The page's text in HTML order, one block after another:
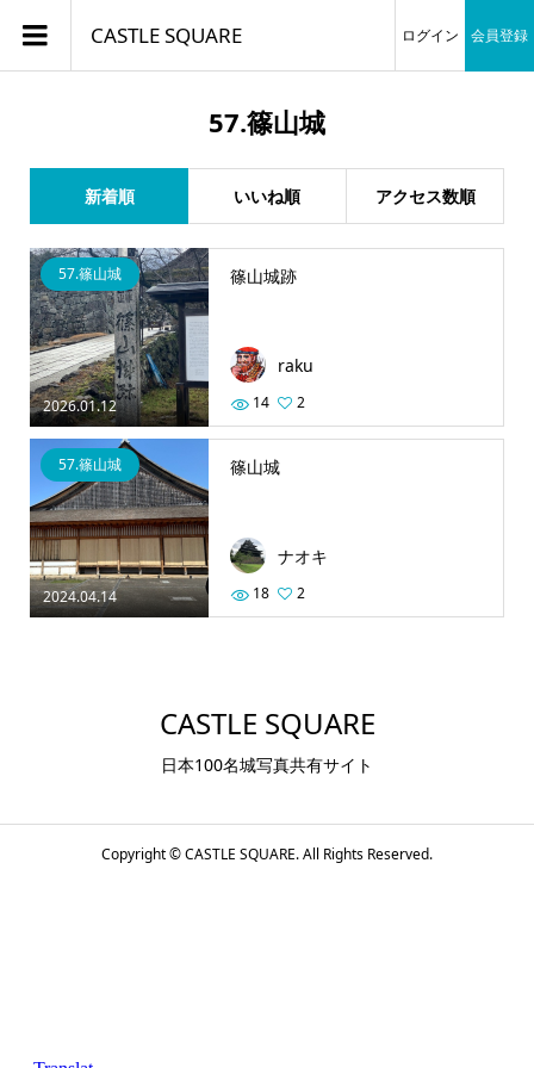
CASTLE SQUARE ログイン 会員登録
57.篠山城
新着順 いいね順 アクセス数順
2026.01.12
57.篠山城 篠山城跡
raku
14 2
2024.04.14
57.篠山城 篠山城
ナオキ
18 2
CASTLE SQUARE
日本100名城写真共有サイト
Copyright ©CASTLE SQUARE. All Rights Reserved.